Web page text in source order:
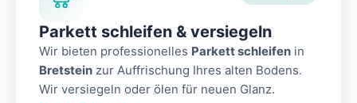
Parkett schleifen & versiegeln
Wir bieten professionelles Parkett schleifen in
Bretstein zur Auffrischung Ihres alten Bodens.
Wir versiegeln oder ölen für neuen Glanz.